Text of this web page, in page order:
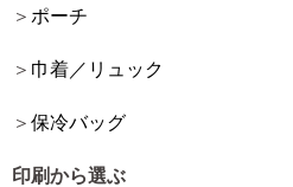
ポーチ
巾着／リュック
保冷バッグ
印刷から選ぶ